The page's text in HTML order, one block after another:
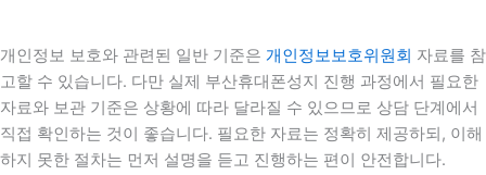
개인정보 보호와 관련된 일반 기준은 개인정보보호위원회 자료를 참
고할 수 있습니다. 다만 실제 부산휴대폰성지 진행 과정에서 필요한
자료와 보관 기준은 상황에 따라 달라질 수 있으므로 상담 단계에서
직접 확인하는 것이 좋습니다. 필요한 자료는 정확히 제공하되, 이해
하지 못한 절차는 먼저 설명을 듣고 진행하는 편이 안전합니다.